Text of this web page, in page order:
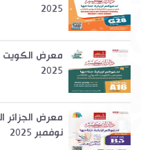
2025
2025
نوفمبر 2025